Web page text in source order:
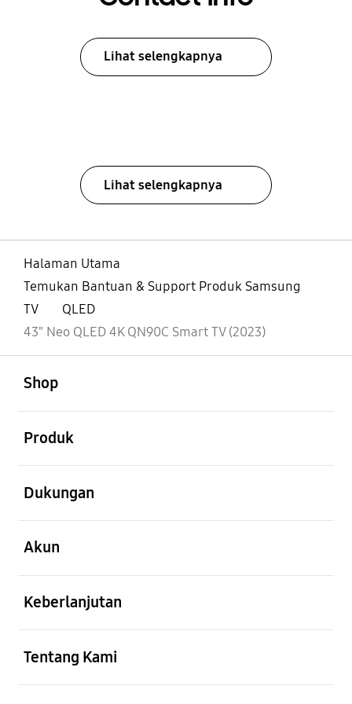
Lihat selengkapnya
Lihat selengkapnya
Halaman Utama
Temukan Bantuan & Support Produk Samsung
TV
QLED
43" Neo QLED 4K QN90C Smart TV (2023)
Shop
Produk
Dukungan
Akun
Keberlanjutan
Tentang Kami